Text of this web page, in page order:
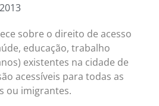
sobre o direito de acesso
educação, trabalho
existentes na cidade de
acessíveis para todas as
ou imigrantes.